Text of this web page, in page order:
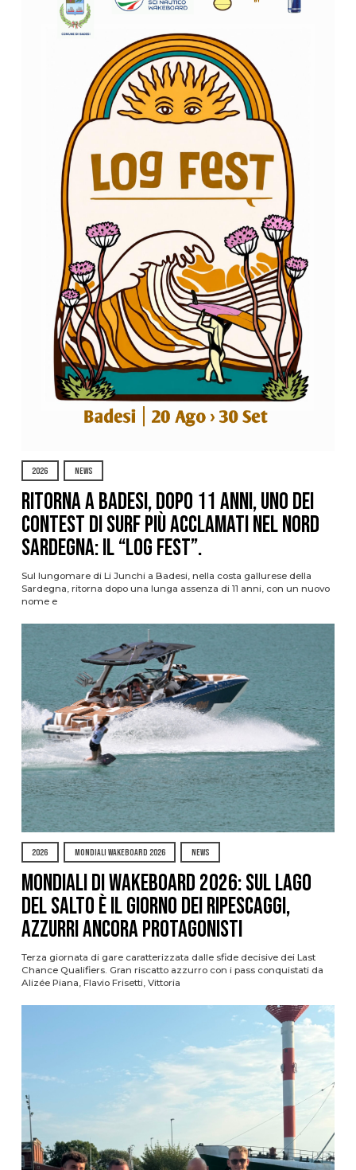
2026 NEWS
Ritorna a Badesi, dopo 11 anni, uno dei
contest di surf più acclamati nel nord
Sardegna: il “Log Fest”.
Sul lungomare di Li Junchi a Badesi, nella costa gallurese della
Sardegna, ritorna dopo una lunga assenza di 11 anni, con un nuovo
nome e
2026 MONDIALI WAKEBOARD 2026 NEWS
Mondiali di Wakeboard 2026: sul Lago
del Salto è il giorno dei ripescaggi,
azzurri ancora protagonisti
Terza giornata di gare caratterizzata dalle sfide decisive dei Last
Chance Qualifiers. Gran riscatto azzurro con i pass conquistati da
Alizée Piana, Flavio Frisetti, Vittoria